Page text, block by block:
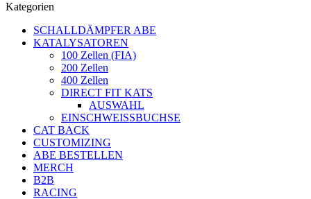
Kategorien
SCHALLDÄMPFER ABE
KATALYSATOREN
100 Zellen (FIA)
200 Zellen
400 Zellen
DIRECT FIT KATS
AUSWAHL
EINSCHWEISSBUCHSE
CAT BACK
CUSTOMIZING
ABE BESTELLEN
MERCH
B2B
RACING